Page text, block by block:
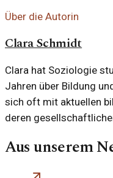
Über die Autorin
Clara Schmidt
Clara hat Soziologie
Jahren über Bildung
sich oft mit aktuellen
deren
Aus unserem